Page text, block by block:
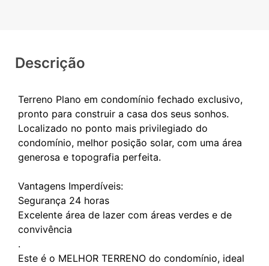
Descrição
Terreno Plano em condomínio fechado exclusivo,
pronto para construir a casa dos seus sonhos.
Localizado no ponto mais privilegiado do
condomínio, melhor posição solar, com uma área
generosa e topografia perfeita.
Vantagens Imperdíveis:
Segurança 24 horas
Excelente área de lazer com áreas verdes e de
convivência
.
Este é o MELHOR TERRENO do condomínio, ideal